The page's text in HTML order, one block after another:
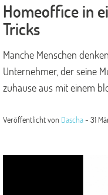
Homeoffice in
Tricks
Manche Menschen
Unternehmer, der seine
zuhause aus mit einem
Veröffentlicht von Dascha- 31